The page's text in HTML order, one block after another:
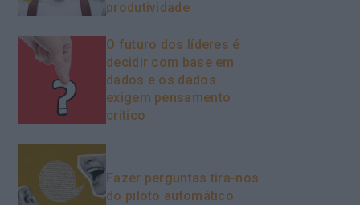
produtividade
O futuro dos líderes é
decidir com base em
dados e os dados
exigem pensamento
crítico
Fazer perguntas tira-nos
do piloto automático